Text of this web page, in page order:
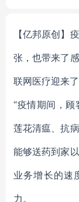
【亿邦原创】
张，也带来了
联网医疗迎来了
“疫情期间，
莲花清瘟、抗
能够送药到家
业务增长的速
力。